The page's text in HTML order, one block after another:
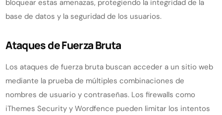
bloquear estas amenazas, protegiendo la integridad de la
base de datos y la seguridad de los usuarios.
Ataques de Fuerza Bruta
Los ataques de fuerza bruta buscan acceder a un sitio web
mediante la prueba de múltiples combinaciones de
nombres de usuario y contraseñas. Los firewalls como
iThemes Security y Wordfence pueden limitar los intentos